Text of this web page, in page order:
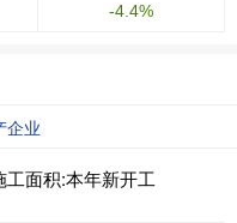
-4.4%
企业
面积:本年新开工